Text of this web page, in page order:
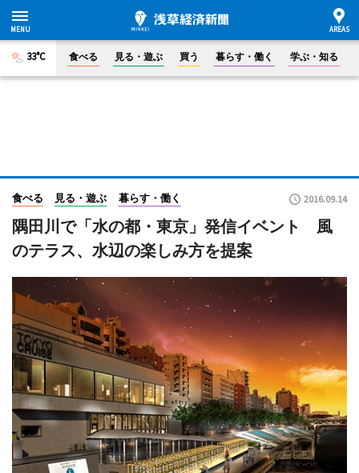
33°C 食べる 見る・遊ぶ 買う 暮らす・働く 学ぶ・知る
食べる 見る・遊ぶ 暮らす・働く 2016.09.14
隅田川で「水の都・東京」発信イベント 風
のテラス、水辺の楽しみ方を提案